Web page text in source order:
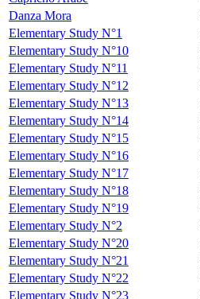
Danza Mora
Elementary Study N°1
Elementary Study N°10
Elementary Study N°11
Elementary Study N°12
Elementary Study N°13
Elementary Study N°14
Elementary Study N°15
Elementary Study N°16
Elementary Study N°17
Elementary Study N°18
Elementary Study N°19
Elementary Study N°2
Elementary Study N°20
Elementary Study N°21
Elementary Study N°22
Elementary Study N°23